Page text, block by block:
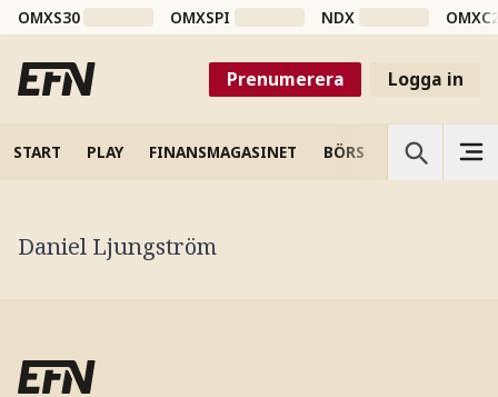
OMXS30 OMXSPI NDX
Prenumerera Logga in
START PLAY FINANSMAGASINET BÖRS VETENSKAP
Daniel Ljungström